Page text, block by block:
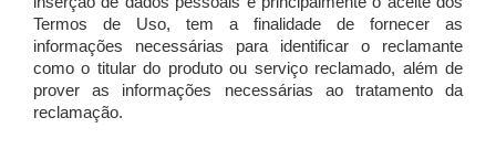
Termos de Uso, tem a finalidade de fornecer as
informações necessárias para identificar o reclamante
como o titular do produto ou serviço reclamado, além de
prover as informações necessárias ao tratamento da
reclamação.